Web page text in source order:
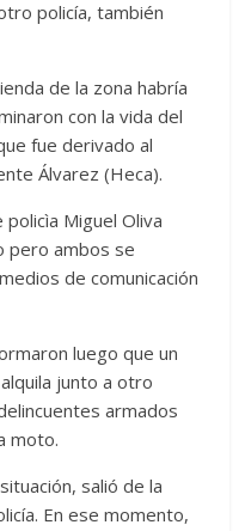
policía, también
de la zona habría
con la vida del
fue derivado al
Álvarez (Heca).
Miguel Oliva
pero ambos se
de comunicación
luego que un
junto a otro
armados
moto.
salió de la
En ese momento,